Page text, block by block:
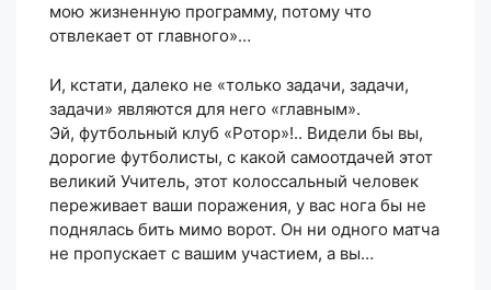
мою жизненную программу, потому что
отвлекает от главного»…
И, кстати, далеко не «только задачи, задачи,
задачи» являются для него «главным».
Эй, футбольный клуб «Ротор»!.. Видели бы вы,
дорогие футболисты, с какой самоотдачей этот
великий Учитель, этот колоссальный человек
переживает ваши поражения, у вас нога бы не
поднялась бить мимо ворот. Он ни одного матча
не пропускает с вашим участием, а вы…